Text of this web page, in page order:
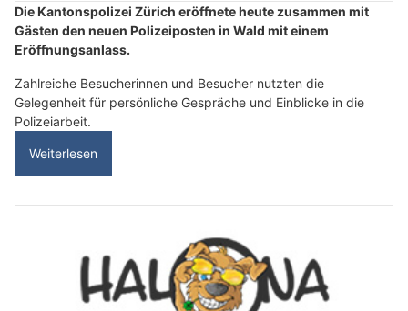
Die Kantonspolizei Zürich eröffnete heute zusammen mit
Gästen den neuen Polizeiposten in Wald mit einem
Eröffnungsanlass.
Zahlreiche Besucherinnen und Besucher nutzten die
Gelegenheit für persönliche Gespräche und Einblicke in die
Polizeiarbeit.
Weiterlesen